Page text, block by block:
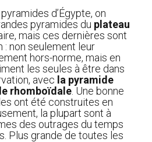
d’Égypte, on
pyramides du plateau
mais ces dernières sont
: non seulement leur
hors-norme, mais en
les seules à être dans
avec la pyramide
rhomboïdale . Une bonne
ont été construites en
la plupart sont à
des outrages du temps
Plus grande de toutes les